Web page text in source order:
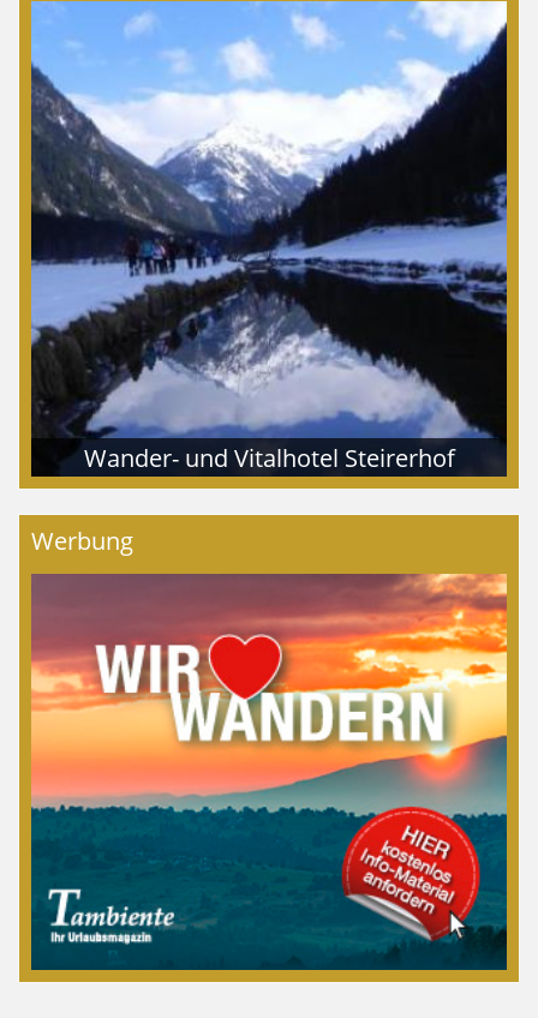
Wander- und Vitalhotel Steirerhof
Werbung